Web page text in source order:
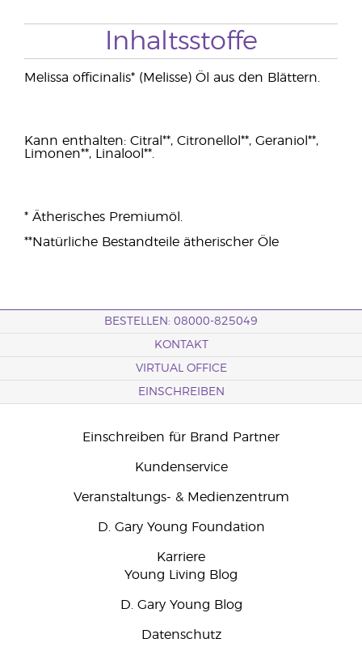
Inhaltsstoffe
Melissa officinalis* (Melisse) Öl aus den Blättern.
Kann enthalten: Citral**, Citronellol**, Geraniol**,
Limonen**, Linalool**.
* Ätherisches Premiumöl.
**Natürliche Bestandteile ätherischer Öle
BESTELLEN: 08000-825049
KONTAKT
VIRTUAL OFFICE
EINSCHREIBEN
Einschreiben für Brand Partner
Kundenservice
Veranstaltungs- & Medienzentrum
D. Gary Young Foundation
Karriere
Young Living Blog
D. Gary Young Blog
Datenschutz